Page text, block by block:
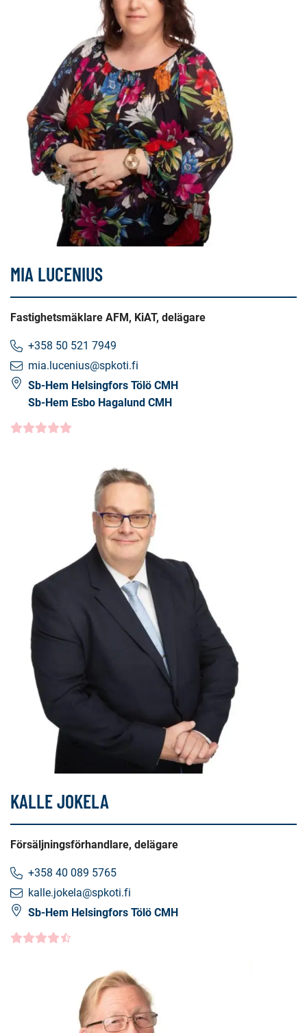
MIA LUCENIUS
Fastighetsmäklare AFM, KiAT, delägare
+358 50 521 7949
mia.lucenius@spkoti.fi
Sb-Hem Helsingfors Tölö CMH
Sb-Hem Esbo Hagalund CMH
Kundbetyg
KALLE JOKELA
Försäljningsförhandlare, delägare
+358 40 089 5765
kalle.jokela@spkoti.fi
Sb-Hem Helsingfors Tölö CMH
Kundbetyg